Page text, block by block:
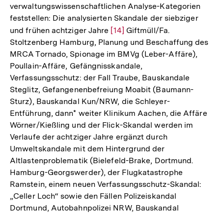
der
Fußnote
verwaltungswissenschaftlichen Analyse-Kategorien
feststellen: Die analysierten Skandale der siebziger
und frühen achtziger Jahre Zur
Auflösung
der
Fußnote
[14] Giftmüll/Fa.
Stoltzenberg Hamburg, Planung und Beschaffung des
MRCA Tornado, Spionage im BMVg (Leber-Affäre),
Poullain-Affäre, Gefängnisskandale,
Verfassungsschutz: der Fall Traube, Bauskandale
Steglitz, Gefangenenbefreiung Moabit (Baumann-
Sturz), Bauskandal Kun/NRW, die Schleyer-
Entführung, dann* weiter Klinikum Aachen, die Affäre
Wörner/Kießling und der Flick-Skandal werden im
Verlaufe der achtziger Jahre ergänzt durch
Umweltskandale mit dem Hintergrund der
Altlastenproblematik (Bielefeld-Brake, Dortmund.
Hamburg-Georgswerder), der Flugkatastrophe
Ramstein, einem neuen Verfassungsschutz-Skandal:
„Celler Loch“ sowie den Fällen Polizeiskandal
Dortmund, Autobahnpolizei NRW, Bauskandal